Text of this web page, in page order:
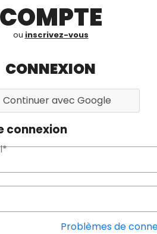
COMPTE
ou inscrivez-vous
CONNEXION
Continuer avec Google
connexion
Problèmes de